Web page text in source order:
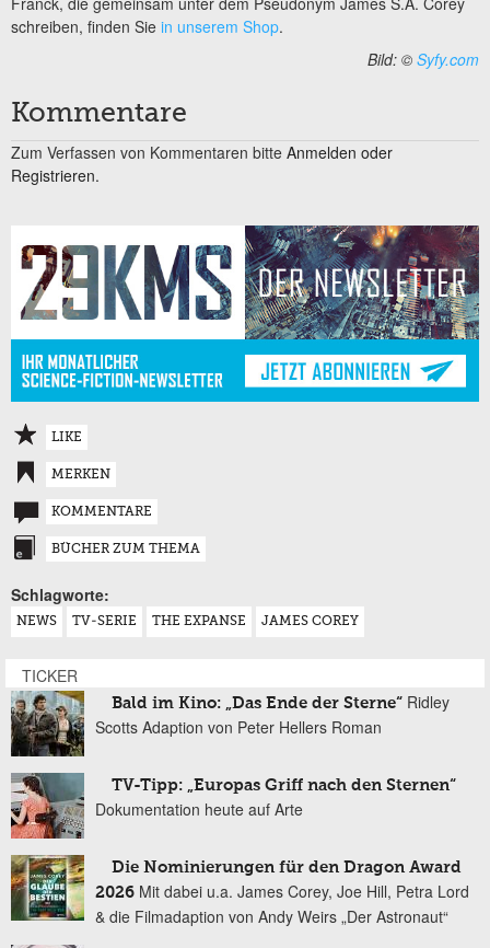
schreiben, finden Sie in unserem Shop.
Bild: © Syfy.com
Kommentare
Zum Verfassen von Kommentaren bitte Anmelden oder
Registrieren.
LIKE
MERKEN
KOMMENTARE
BÜCHER ZUM THEMA
Schlagworte:
NEWS TV-SERIE THE EXPANSE JAMES COREY
TICKER
Bald im Kino: „Das Ende der Sterne“ Ridley
Scotts Adaption von Peter Hellers Roman
TV-Tipp: „Europas Griff nach den Sternen“
Dokumentation heute auf Arte
Die Nominierungen für den Dragon Award
2026 Mit dabei u.a. James Corey, Joe Hill, Petra Lord
& die Filmadaption von Andy Weirs „Der Astronaut“